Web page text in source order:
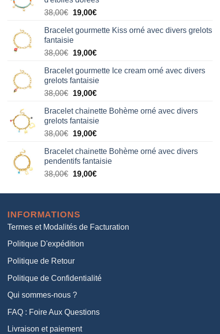
38,00€ Le
initial
était :
38,00€.
19,00€Le
actuel
19,00€.
Bracelet gourmette Kiss orné avec divers grelots
fantaisie
38,00€ Le
initial
était :
38,00€.
19,00€Le
actuel
est :
19,00€.
Bracelet gourmette Ice cream orné avec divers
grelots fantaisie
38,00€ Le
initial
était :
38,00€.
19,00€Le
actuel
est :
19,00€.
Bracelet chainette Bohème orné avec divers
grelots fantaisie
38,00€ Le
initial
était :
38,00€.
19,00€Le
actuel
est :
19,00€.
Bracelet chainette Bohème orné avec divers
pendentifs fantaisie
38,00€ Le
initial
38,00€.
19,00€Le
actuel
INFORMATIONS
Termes et Modalités de Facturation
Politique D'expédition
Politique de Retour
Politique de Confidentialité
Qui sommes-nous ?
FAQ : Foire Aux Questions
Livraison et paiement